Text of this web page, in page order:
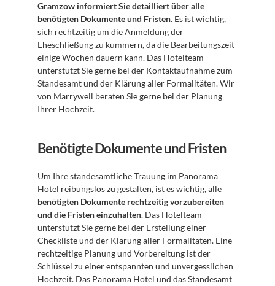
Gramzow informiert Sie detailliert über alle
benötigten Dokumente und Fristen. Es ist wichtig,
sich rechtzeitig um die Anmeldung der
Eheschließung zu kümmern, da die Bearbeitungszeit
einige Wochen dauern kann. Das Hotelteam
unterstützt Sie gerne bei der Kontaktaufnahme zum
Standesamt und der Klärung aller Formalitäten. Wir
von Marrywell beraten Sie gerne bei der Planung
Ihrer Hochzeit.
Benötigte Dokumente und Fristen
Um Ihre standesamtliche Trauung im Panorama
benötigten Dokumente rechtzeitig vorzubereiten
und die Fristen einzuhalten. Das Hotelteam
unterstützt Sie gerne bei der Erstellung einer
Checkliste und der Klärung aller Formalitäten. Eine
rechtzeitige Planung und Vorbereitung ist der
Schlüssel zu einer entspannten und unvergesslichen
Hochzeit. Das Panorama Hotel und das Standesamt